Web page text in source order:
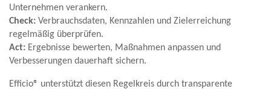
Unternehmen verankern.
Check: Verbrauchsdaten, Kennzahlen und Zielerreichung
regelmäßig überprüfen.
Act: Ergebnisse bewerten, Maßnahmen anpassen und
Verbesserungen dauerhaft sichern.
Efficio® unterstützt diesen Regelkreis durch transparente